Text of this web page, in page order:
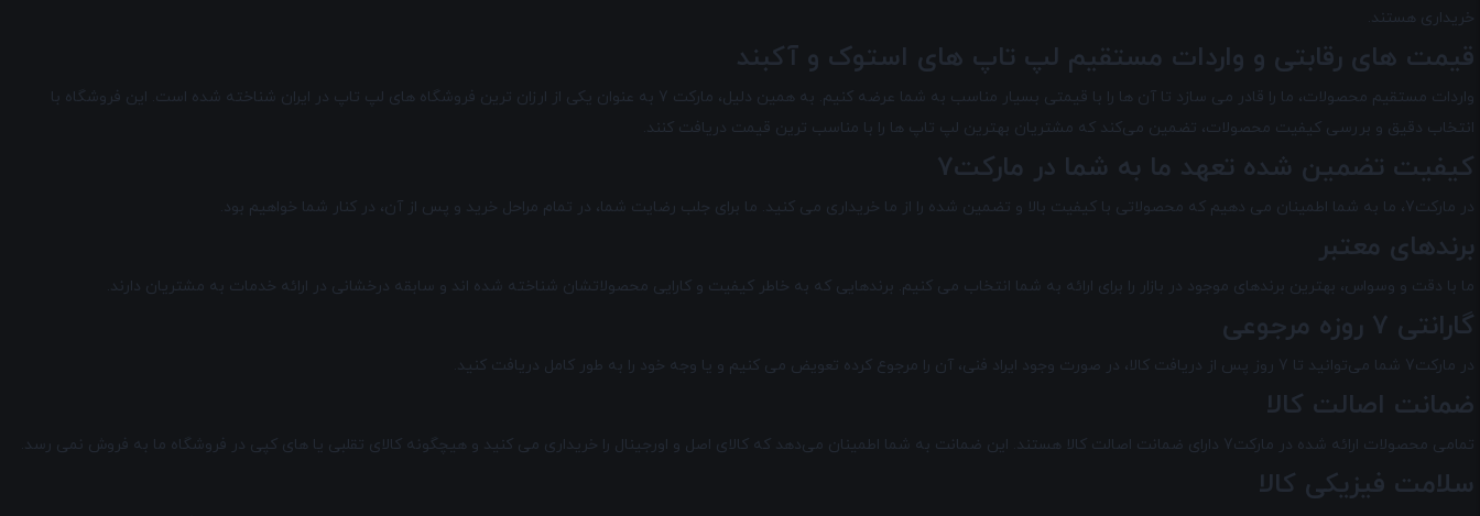
خریداری هستند.
قیمت های رقابتی و واردات مستقیم لپ تاپ های استوک و آکبند
واردات مستقیم محصولات، ما را قادر می سازد تا آن ها را با قیمتی بسیار مناسب به شما عرضه کنیم. به همین دلیل، مارکت 7 به عنوان یکی از ارزان ترین فروشگاه های لپ تاپ در ایران شناخته شده است. این فروشگاه با
انتخاب دقیق و بررسی کیفیت محصولات، تضمین می‌کند که مشتریان بهترین لپ تاپ ها را با مناسب ترین قیمت دریافت کنند.
کیفیت تضمین شده تعهد ما به شما در مارکت7
در مارکت7 ، ما به شما اطمینان می دهیم که محصولاتی با کیفیت بالا و تضمین شده را از ما خریداری می کنید. ما برای جلب رضایت شما، در تمام مراحل خرید و پس از آن، در کنار شما خواهیم بود.
برندهای معتبر
ما با دقت و وسواس، بهترین برندهای موجود در بازار را برای ارائه به شما انتخاب می کنیم. برندهایی که به خاطر کیفیت و کارایی محصولاتشان شناخته شده اند و سابقه درخشانی در ارائه خدمات به مشتریان دارند.
گارانتی 7 روزه مرجوعی
در مارکت7 شما می‌توانید تا 7 روز پس از دریافت کالا، در صورت وجود ایراد فنی، آن را مرجوع کرده تعویض می کنیم و یا وجه خود را به طور کامل دریافت کنید.
ضمانت اصالت کالا
تمامی محصولات ارائه شده در مارکت7 دارای ضمانت اصالت کالا هستند. این ضمانت به شما اطمینان می‌دهد که کالای اصل و اورجینال را خریداری می کنید و هیچگونه کالای تقلبی یا های کپی در فروشگاه ما به فروش نمی رسد.
سلامت فیزیکی کالا